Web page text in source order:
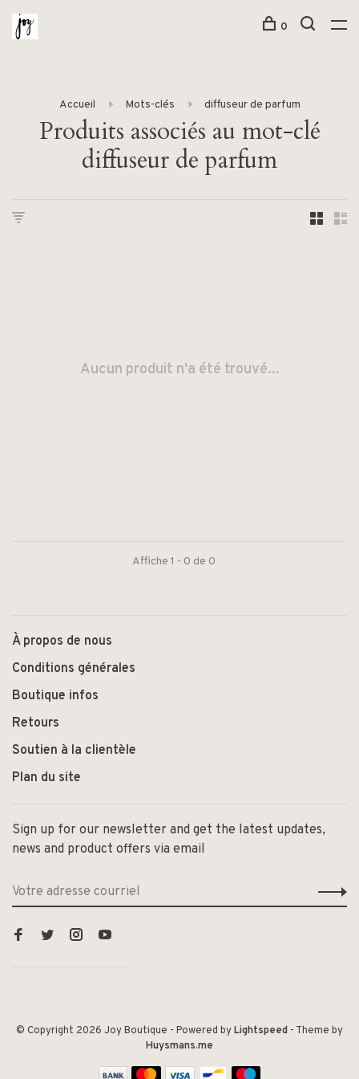
0
Accueil Mots-clés diffuseur de parfum
Produits associés au mot-clé
diffuseur de parfum
Aucun produit n'a été trouvé...
Affiche 1 - 0 de 0
À propos de nous
Conditions générales
Boutique infos
Retours
Soutien à la clientèle
Plan du site
Sign up for our newsletter and get the latest updates,
news and product offers via email
© Copyright 2026 Joy Boutique - Powered byLightspeed - Theme by
Huysmans.me